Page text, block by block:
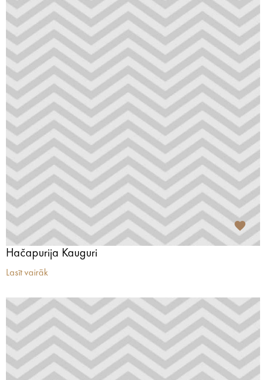
Hačapurija Kauguri
Lasīt vairāk